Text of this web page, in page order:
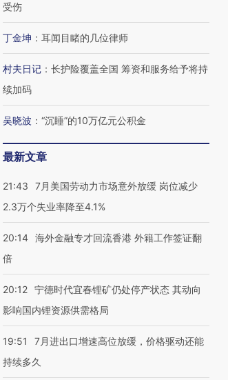
员跨国走私7万
丸 尿检体内含3种
度Z世代 用街头抗争将教
育部长拱下台
机”？难民
受伤
丁金坤 ： 耳闻目睹的几位律师
村夫日记 ： 长护险覆盖全国 筹资和服务给予将持
续加码
吴晓波 ： “沉睡”的10万亿元公积金
最新文章
21:43
7月美国劳动力市场意外放缓 岗位减少
2.3万个失业率降至4.1%
20:14 海外金融专才回流香港 外籍工作签证翻
倍
20:12 宁德时代宜春锂矿仍处停产状态 其动向
影响国内锂资源供需格局
19:51
7月进出口增速高位放缓，价格驱动还能
持续多久